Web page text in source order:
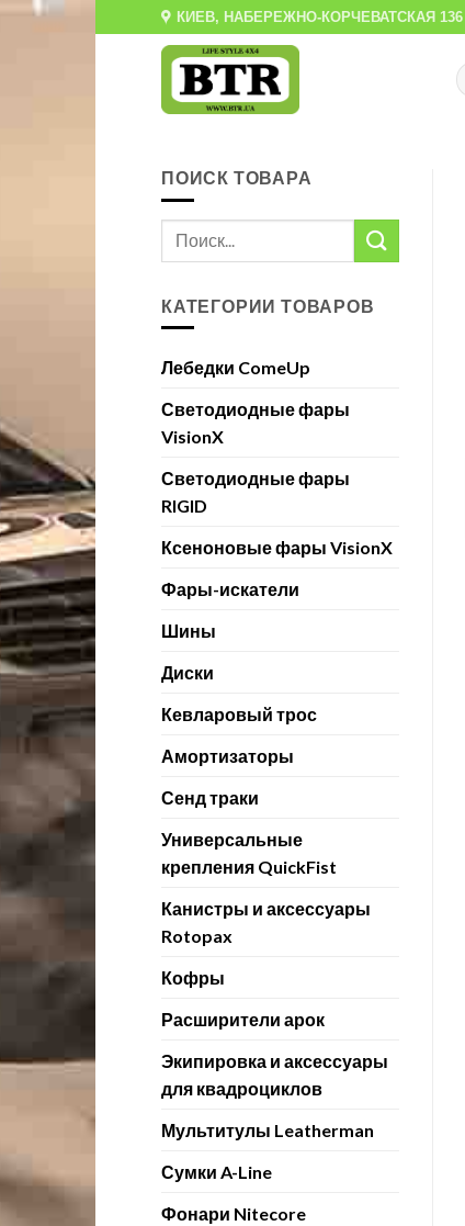
to
КИЕВ, НАБЕРЕЖНО-КОРЧЕВАТСКАЯ 136
ПОИСК ТОВАРА
КАТЕГОРИИ ТОВАРОВ
Лебедки ComeUp
Светодиодные фары
VisionX
Светодиодные фары
RIGID
Ксеноновые фары VisionX
Фары-искатели
Шины
Диски
Кевларовый трос
Амортизаторы
Сенд траки
Универсальные
крепления QuickFist
Канистры и аксессуары
Rotopax
Кофры
Расширители арок
Экипировка и аксессуары
для квадроциклов
Мультитулы Leatherman
Сумки A-Line
Фонари Nitecore